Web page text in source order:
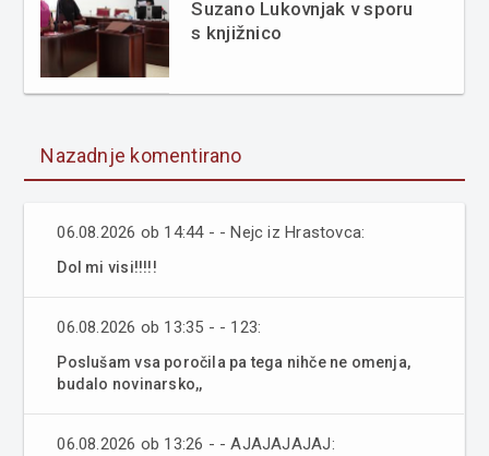
Suzano Lukovnjak v sporu
s knjižnico
Nazadnje komentirano
06.08.2026 ob 14:44 - - Nejc iz Hrastovca:
Dol mi visi!!!!!
06.08.2026 ob 13:35 - - 123:
Poslušam vsa poročila pa tega nihče ne omenja,
budalo novinarsko,,
06.08.2026 ob 13:26 - - AJAJAJAJAJ: